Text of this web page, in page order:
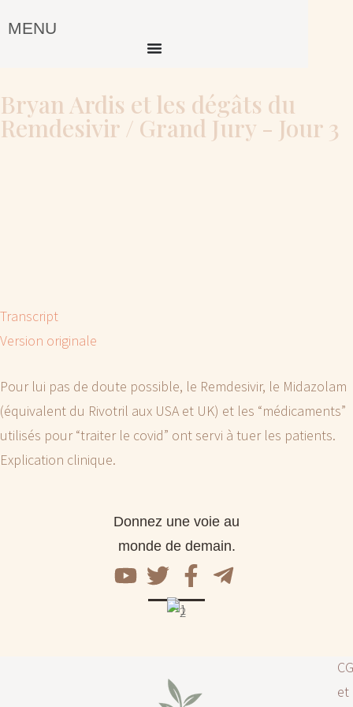
MENU
Bryan Ardis et les dégâts du
Remdesivir / Grand Jury - Jour 3
Transcript
Version originale
Pour lui pas de doute possible, le Remdesivir, le Midazolam
(équivalent du Rivotril aux USA et UK) et les “médicaments”
utilisés pour “traiter le covid” ont servi à tuer les patients.
Explication clinique.
Donnez une voie au
monde de demain.
et